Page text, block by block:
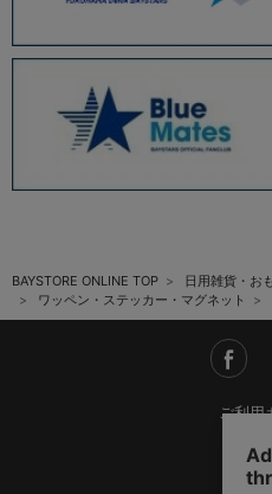
BAYSTORE ONLINE TOP
日用雑貨・お
ワッペン・ステッカー・マグネット
ご利用
会